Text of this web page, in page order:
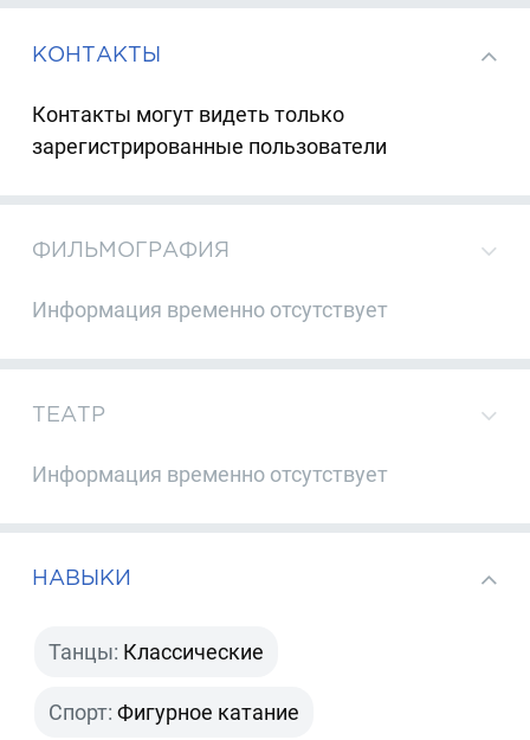
КОНТАКТЫ
Контакты могут видеть только
зарегистрированные пользователи
ФИЛЬМОГРАФИЯ
Информация временно отсутствует
ТЕАТР
Информация временно отсутствует
НАВЫКИ
Танцы: Классические
Спорт: Фигурное катание